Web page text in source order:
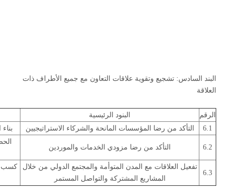
البند السادس: تشجيع وتقوية علاقات التعاون مع جميع الأطراف ذات
العلاقة
البنود الرئيسية
الرقم
التأكد من رضا المؤسسات المانحة والشركاء الاستراتيجيين
6.1
التأكد من رضا مزودي الخدمات والموردين 6.2
كسب
تفعيل العلاقات مع المدن المتوأمة والمجتمع الدولي من خلال
المشاريع المشتركة والتواصل المستمر
6.3